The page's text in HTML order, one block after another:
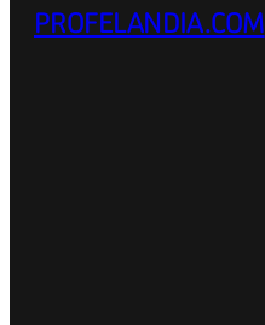
PROFELANDIA.COM